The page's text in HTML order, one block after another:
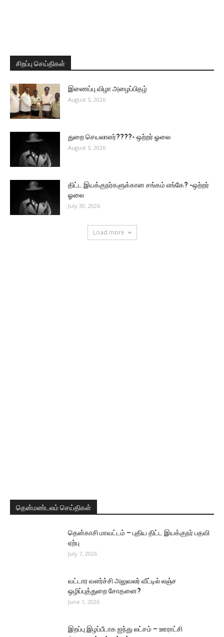
சிறப்பு செய்திகள்
இணைப்பு விழா அழைப்பிதழ்
August 5, 2026
துறை செயலாளர்????- ஒற்றர் ஓலை
August 5, 2026
திட்ட இயக்குநர்களுக்கான சங்கம் எங்கே? -ஒற்றர்
ஓலை
July 30, 2026
Load more
தென்மண்டலம் செய்திகள்
தென்காசி மாவட்டம் – புதிய திட்ட இயக்குநர் பதவி
ஏற்பு
July 7, 2026
வட்டார வளர்ச்சி அலுவலர் வீட்டில் லஞ்ச
ஒழிப்புத்துறை சோதனை?
June 1, 2026
இறப்பு இழப்பீடாக ஐந்து லட்சம் – ஊராட்சி